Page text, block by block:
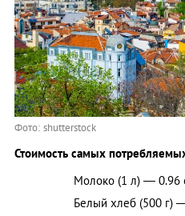
Фото: shutterstock
Стоимость самых
Молоко (1 л) — 0.96
Белый хлеб (500 г)